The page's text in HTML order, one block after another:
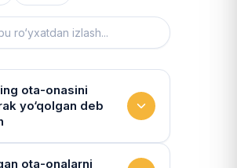
ota-onasini
yo‘qolgan deb
tiklash xizmati
ota-onalarni